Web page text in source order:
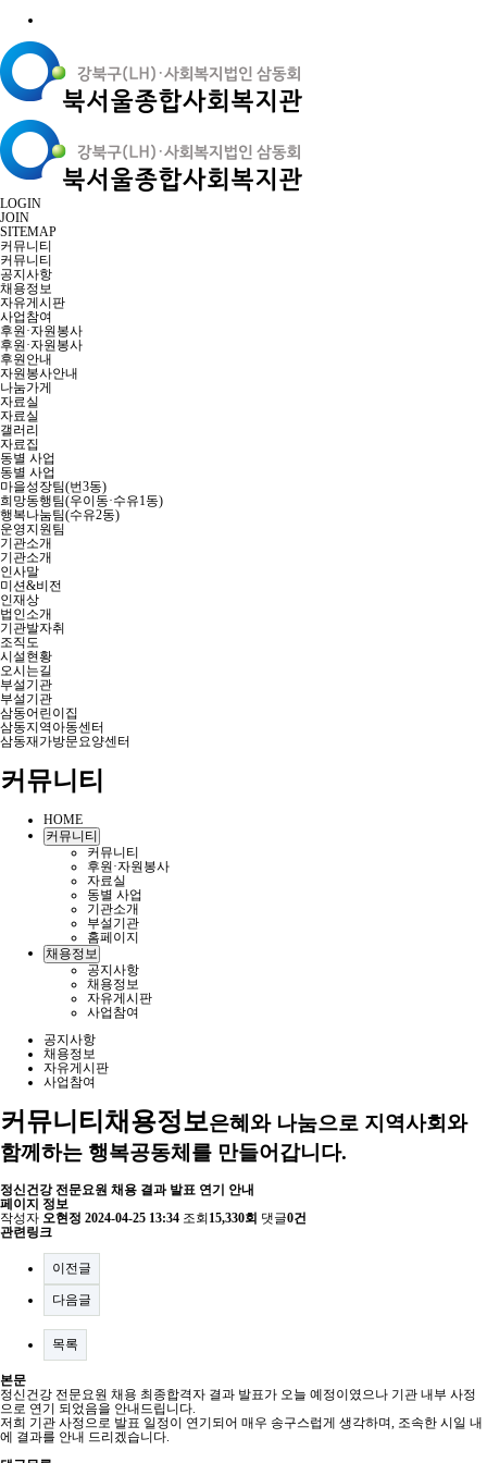
LOGIN
JOIN
SITEMAP
커뮤니티
커뮤니티
공지사항
채용정보
자유게시판
사업참여
후원·자원봉사
후원·자원봉사
후원안내
자원봉사안내
나눔가게
자료실
자료실
갤러리
자료집
동별 사업
동별 사업
마을성장팀(번3동)
희망동행팀(우이동·수유1동)
행복나눔팀(수유2동)
운영지원팀
기관소개
기관소개
인사말
미션&비전
인재상
법인소개
기관발자취
조직도
시설현황
오시는길
부설기관
부설기관
삼동어린이집
삼동지역아동센터
삼동재가방문요양센터
커뮤니티
HOME
커뮤니티
커뮤니티
후원·자원봉사
자료실
동별 사업
기관소개
부설기관
홈페이지
채용정보
공지사항
채용정보
자유게시판
사업참여
공지사항
채용정보
자유게시판
사업참여
커뮤니티 채용정보은혜와 나눔으로 지역사회와
함께하는 행복공동체를 만들어갑니다.
정신건강 전문요원 채용 결과 발표 연기 안내
페이지 정보
작성자 오현정 2024-04-25 13:34 조회 15,330회 댓글0건
관련링크
이전글
다음글
목록
본문
정신건강 전문요원 채용 최종합격자 결과 발표가 오늘 예정이였으나 기관 내부 사정
으로 연기 되었음을 안내드립니다.
저희 기관 사정으로 발표 일정이 연기되어 매우 송구스럽게 생각하며, 조속한 시일 내
에 결과를 안내 드리겠습니다.